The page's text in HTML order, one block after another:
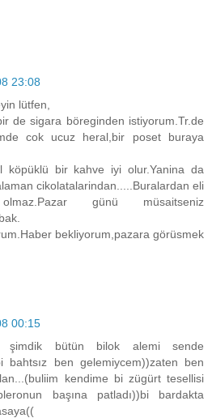
23:08
lütfen,
de sigara böreginden istiyorum.Tr.de
cok ucuz heral,bir poset buraya
köpüklü bir kahve iyi olur.Yanina da
cikolatalarindan.....Buralardan eli
günü müsaitseniz
bekliyorum,pazara görüsmek
00:15
bütün bilok alemi sende
bahtsız ben gelemiycem))zaten ben
kendime bi zügürt tesellisi
başına patladı))bi bardakta